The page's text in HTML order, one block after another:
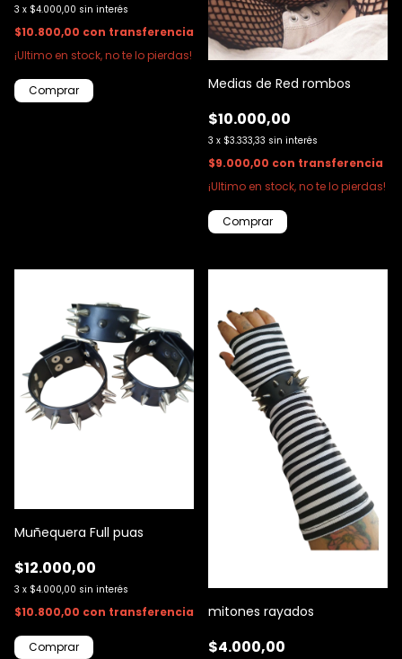
3 x $4.000,00 sin interés
$10.800,00 con transferencia
¡Ultimo en stock, no te lo pierdas!
Medias de Red rombos
$10.000,00
3 x $3.333,33 sin interés
$9.000,00 con transferencia
¡Ultimo en stock, no te lo pierdas!
Comprar
Muñequera Full puas
$12.000,00
3 x $4.000,00 sin interés
$10.800,00 con transferencia mitones rayados
$4.000,00